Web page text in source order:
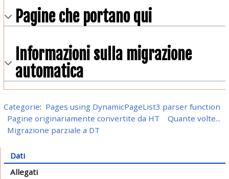
Pagine che portano qui
Informazioni sulla migrazione
automatica
Categorie: Pages using DynamicPageList3 parser function
Pagine originariamente convertite da HT
Quante volte...
Migrazione parziale a DT
Dati
Allegati